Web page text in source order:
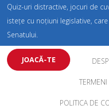
Quiz-uri distractive, jocuri de
istețe cu noțiuni legislative,
Senatului.
JOACĂ-TE
POLITICA DE